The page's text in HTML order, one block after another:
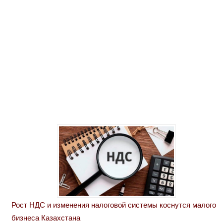
Рост НДС и изменения налоговой системы коснутся малого
бизнеса Казахстана